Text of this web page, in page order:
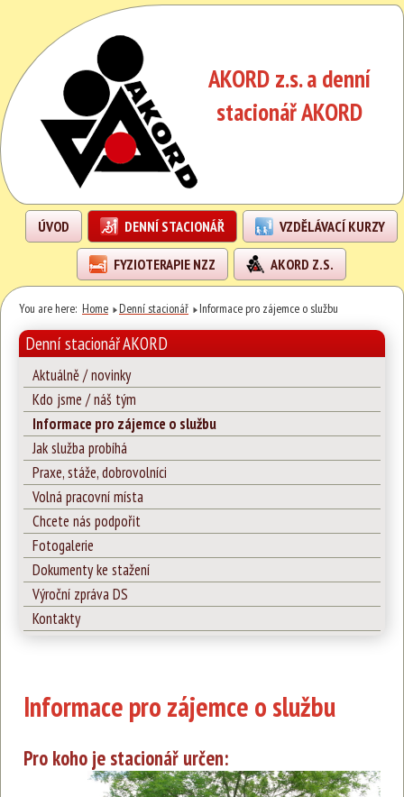
AKORD z.s. a denní
stacionář AKORD
ÚVOD DENNÍ STACIONÁŘ VZDĚLÁVACÍ KURZY
FYZIOTERAPIE NZZ AKORD Z.S.
You are here: Home Denní stacionář Informace pro zájemce o službu
Denní stacionář AKORD
Aktuálně / novinky
Kdo jsme / náš tým
Informace pro zájemce o službu
Jak služba probíhá
Praxe, stáže, dobrovolníci
Volná pracovní místa
Chcete nás podpořit
Fotogalerie
Dokumenty ke stažení
Výroční zpráva DS
Kontakty
Informace pro zájemce o službu
Pro koho je stacionář určen: